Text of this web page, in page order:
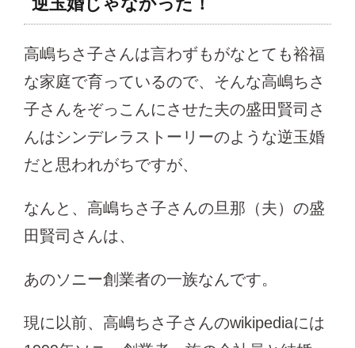
高嶋ちさ子さんは言わずもがなとても裕福
な家庭で育っているので、そんな高嶋ちさ
子さんをぞっこんにさせた夫の盛田賢司さ
んはシンデレラストーリーのような逆玉婚
だと思われがちですが、
なんと、高嶋ちさ子さんの旦那（夫）の盛
田賢司さんは、
あのソニー創業者の一族なんです。
現に以前、高嶋ちさ子さんのwikipediaには